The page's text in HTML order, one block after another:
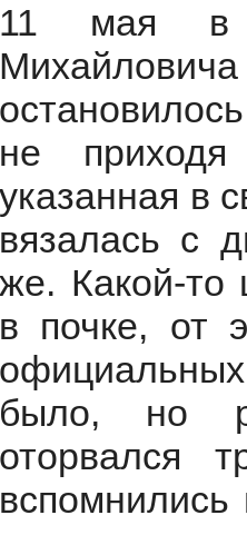
11 мая в
не
указанная в
вязалась с
же. Какой-то
в почке, от
было, но
оторвался